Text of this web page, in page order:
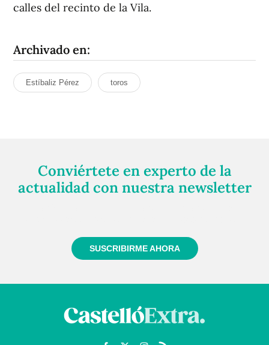
calles del recinto de la Vila.
Archivado en:
Estíbaliz Pérez toros
Conviértete en experto de la
actualidad con nuestra newsletter
SUSCRIBIRME AHORA